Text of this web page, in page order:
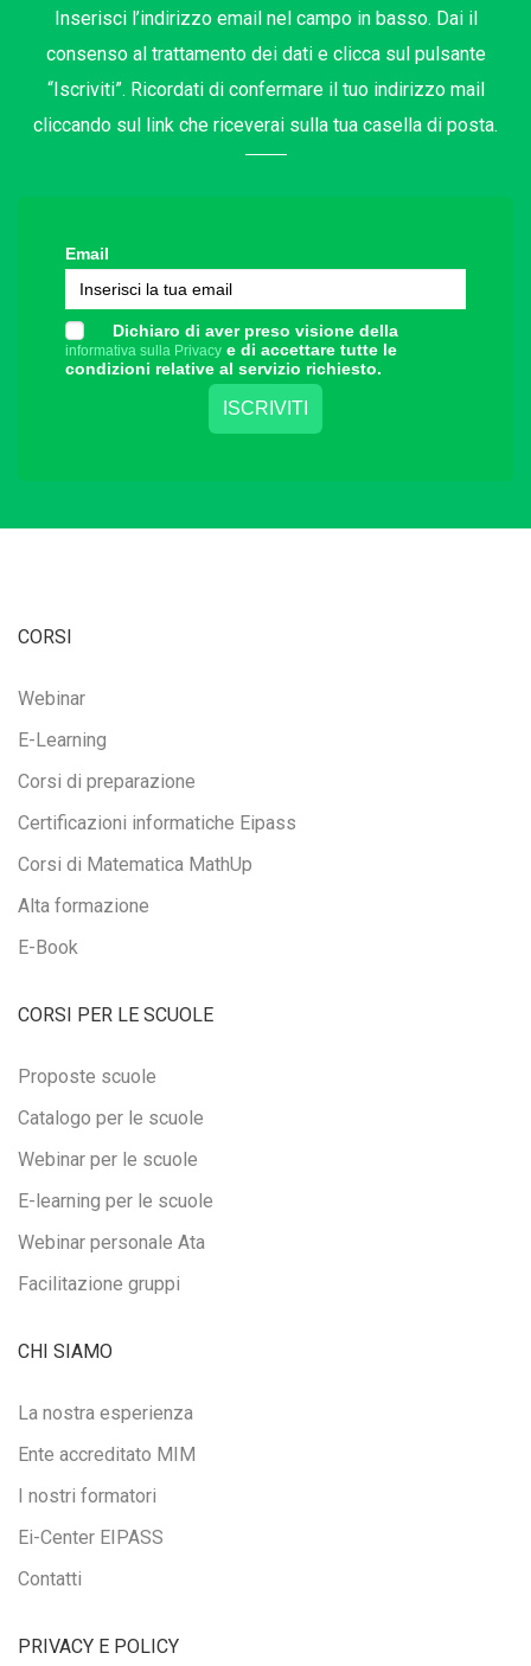
Inserisci l’indirizzo email nel campo in basso. Dai il
consenso al trattamento dei dati e clicca sul pulsante
“Iscriviti”. Ricordati di confermare il tuo indirizzo mail
cliccando sul link che riceverai sulla tua casella di posta.
Email
Dichiaro di aver preso visione della
informativa sulla Privacy e di accettare tutte le
condizioni relative al servizio richiesto.
CORSI
Webinar
E-Learning
Corsi di preparazione
Certificazioni informatiche Eipass
Corsi di Matematica MathUp
Alta formazione
E-Book
CORSI PER LE SCUOLE
Proposte scuole
Catalogo per le scuole
Webinar per le scuole
E-learning per le scuole
Webinar personale Ata
Facilitazione gruppi
CHI SIAMO
La nostra esperienza
Ente accreditato MIM
I nostri formatori
Ei-Center EIPASS
Contatti
PRIVACY E POLICY